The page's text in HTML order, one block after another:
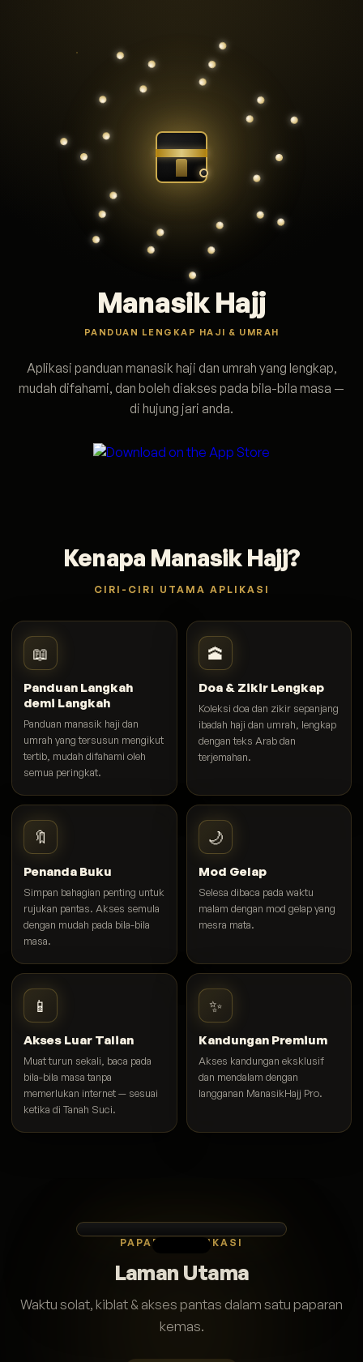
Manasik Hajj
PANDUAN LENGKAP HAJI & UMRAH
Aplikasi panduan manasik haji dan umrah yang lengkap,
mudah difahami, dan boleh diakses pada bila-bila masa —
di hujung jari anda.
Kenapa Manasik Hajj?
CIRI-CIRI UTAMA APLIKASI
📖
Panduan Langkah
demi Langkah
Panduan manasik haji dan
umrah yang tersusun mengikut
tertib, mudah difahami oleh
semua peringkat.
🕋
Doa & Zikir Lengkap
Koleksi doa dan zikir sepanjang
ibadah haji dan umrah, lengkap
dengan teks Arab dan
terjemahan.
🔖
Penanda Buku
Simpan bahagian penting untuk
rujukan pantas. Akses semula
dengan mudah pada bila-bila
masa.
🌙
Mod Gelap
Selesa dibaca pada waktu
malam dengan mod gelap yang
mesra mata.
📱
Akses Luar Talian
Muat turun sekali, baca pada
bila-bila masa tanpa
memerlukan internet — sesuai
ketika di Tanah Suci.
✨
Kandungan Premium
Akses kandungan eksklusif
dan mendalam dengan
langganan ManasikHajj Pro.
PAPARAN APLIKASI
Laman Utama
Waktu solat, kiblat & akses pantas dalam satu paparan
kemas.